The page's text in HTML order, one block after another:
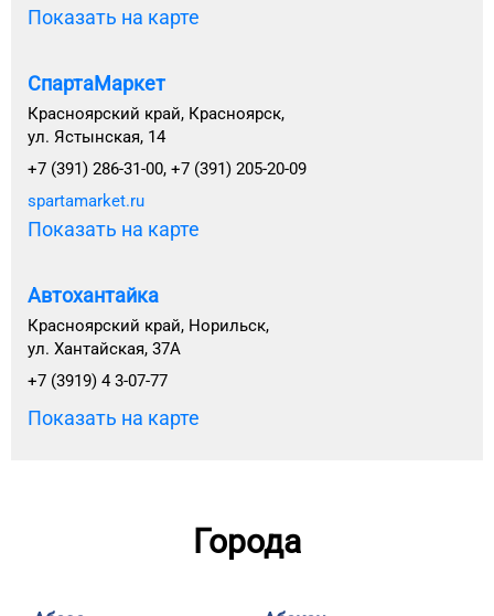
Показать на карте
СпартаМаркет
Красноярский край, Красноярск,
ул. Ястынская, 14
+7 (391) 286-31-00, +7 (391) 205-20-09
spartamarket.ru
Показать на карте
Автохантайка
Красноярский край, Норильск,
ул. Хантайская, 37А
+7 (3919) 4 3-07-77
Показать на карте
Города